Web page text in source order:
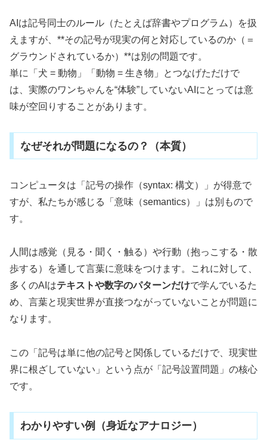
AIは記号同士のルール（たとえば辞書やプログラム）を扱
えますが、**その記号が現実の何と対応しているのか（＝
グラウンドされているか）**は別の問題です。
単に「犬 = 動物」「動物 = 生き物」とつなげただけで
は、実際のワンちゃんを“体験”していないAIにとっては意
味が空回りすることがあります。
なぜそれが問題になるの？（本質）
コンピュータは「記号の操作（syntax: 構文）」が得意で
すが、私たちが感じる「意味（semantics）」は別もので
す。
人間は感覚（見る・聞く・触る）や行動（抱っこする・散
歩する）を通して言葉に意味をつけます。これに対して、
多くのAIはテキストや数字のパターンだけで学んでいるた
め、言葉と現実世界が直接つながっていないことが問題に
なります。
この「記号は単に他の記号と関係しているだけで、現実世
界に根ざしていない」という点が「記号設置問題」の核心
です。
わかりやすい例（身近なアナロジー）